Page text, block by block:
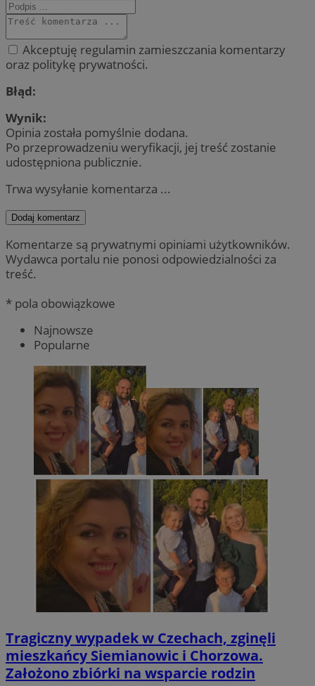
Akceptuję regulamin zamieszczania komentarzy
oraz politykę prywatności.
Błąd:
Wynik:
Opinia została pomyślnie dodana.
Po przeprowadzeniu weryfikacji, jej treść zostanie
udostępniona publicznie.
Trwa wysyłanie komentarza ...
Dodaj komentarz
Komentarze są prywatnymi opiniami użytkowników.
Wydawca portalu nie ponosi odpowiedzialności za
treść.
* pola obowiązkowe
Najnowsze
Popularne
Tragiczny wypadek w Czechach, zginęli
mieszkańcy Siemianowic i Chorzowa.
Założono zbiórki na wsparcie rodzin